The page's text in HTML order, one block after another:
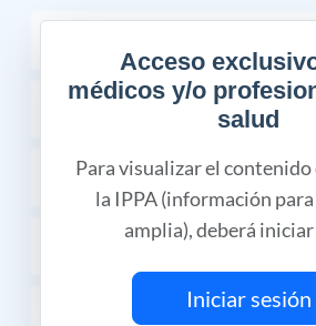
Acceso
médicos y/o
salud
Para visualizar el
la IPPA (información
amplia), deberá
Iniciar sesión
CÓDIGO MIPRES
INDICACIONES
PROPIEDADES
CONTRAINDICACIONES